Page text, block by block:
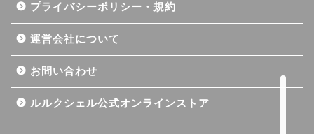
プライバシーポリシー・規約
運営会社について
お問い合わせ
ルルクシェル公式オンラインストア
ダイエット
バストアップ（育乳）
ナイトブラの基礎知識